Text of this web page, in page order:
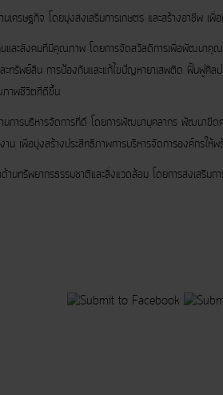
ดยมุ่งส่งเสริมการเกษตร และสร้างอาชีพ เพื่อเพิ่
ณภาพ โดยการจัดสวัสดิการเพื่อพัฒนาคุณภาพชีวิ
ะทรัพย์สิน การป้องกันและแก้ไขปัญหายาเสพติด ฟื้นฟูศิ
ภาพชีวิตที่ดีขึ้น
ดการที่ดี โดยการพัฒนาบุคลากร พัฒนาขีดความสา
าน เพื่อมุ่งสร้างประสิทธิภาพการบริหารจัดการองค์กรให้พ
รมชาติและสิ่งแวดล้อม โดยการส่งเสริมการอนุรั